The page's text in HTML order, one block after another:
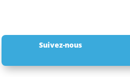
Suivez-nous